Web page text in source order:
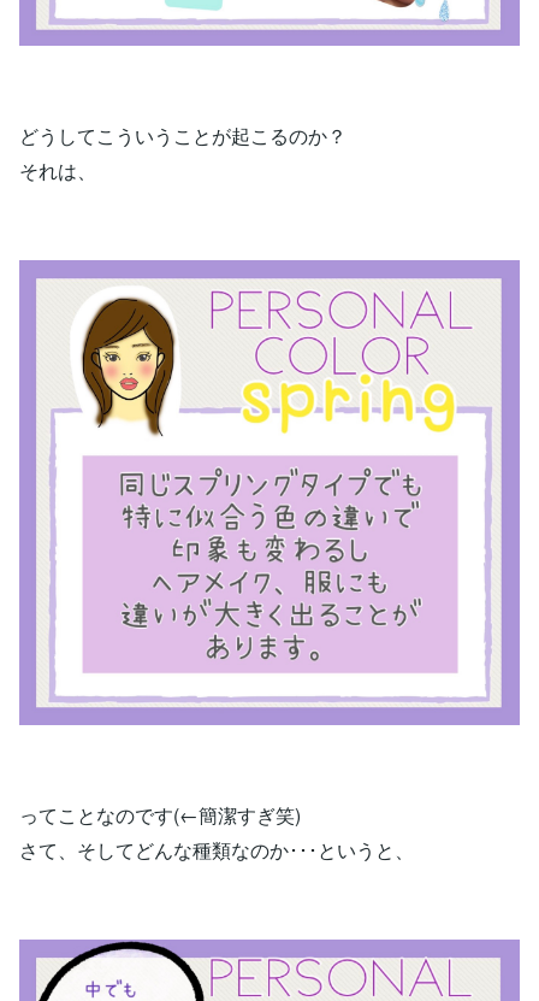
どうしてこういうことが起こるのか？
それは、
ってことなのです(←簡潔すぎ笑)
さて、そしてどんな種類なのか･･･というと、